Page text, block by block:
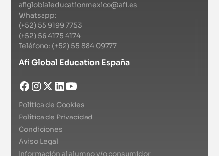
afigloblaleducationmexico@afi.es
Whatsapp:
(+52) 55 9199 7753
(+52) 56 4175 4174
Teléfono: (+52) 55 884 09777
Afi Global Education España
Política de Cookies
Política de Privacidad
Condiciones
Aviso Legal
Información al alumno y/o consumidor